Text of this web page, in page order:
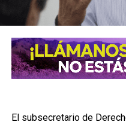
El subsecretario de